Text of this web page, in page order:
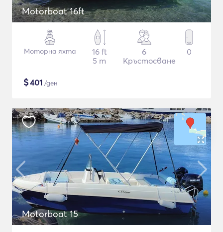
Motorboat 16ft
Моторна яхта
16 ft
5 m
6
Кръстосване
0
$401 /ден
Motorboat 15